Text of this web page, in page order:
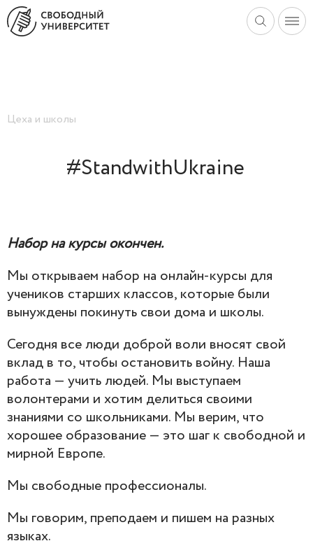
Цеха и школы
#StandwithUkraine
Набор на курсы окончен.
Мы открываем набор на онлайн-курсы для
учеников старших классов, которые были
вынуждены покинуть свои дома и школы.
Сегодня все люди доброй воли вносят свой
вклад в то, чтобы остановить войну. Наша
работа — учить людей. Мы выступаем
волонтерами и хотим делиться своими
знаниями со школьниками. Мы верим, что
хорошее образование — это шаг к свободной и
мирной Европе.
Мы свободные профессионалы.
Мы говорим, преподаем и пишем на разных
языках.